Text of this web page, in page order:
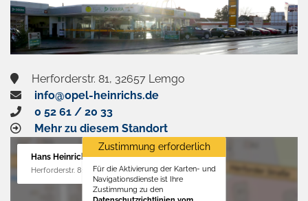
Herforderstr. 81, 32657 Lemgo
info@opel-heinrichs.de
0 52 61 / 20 33
Mehr zu diesem Standort
Hans Heinrichs GmbH
Herforderstr. 81, 32657 Lemgo
Zustimmung erforderlich
Für die Aktivierung der Karten- und
Navigationsdienste ist Ihre
Zustimmung zu den